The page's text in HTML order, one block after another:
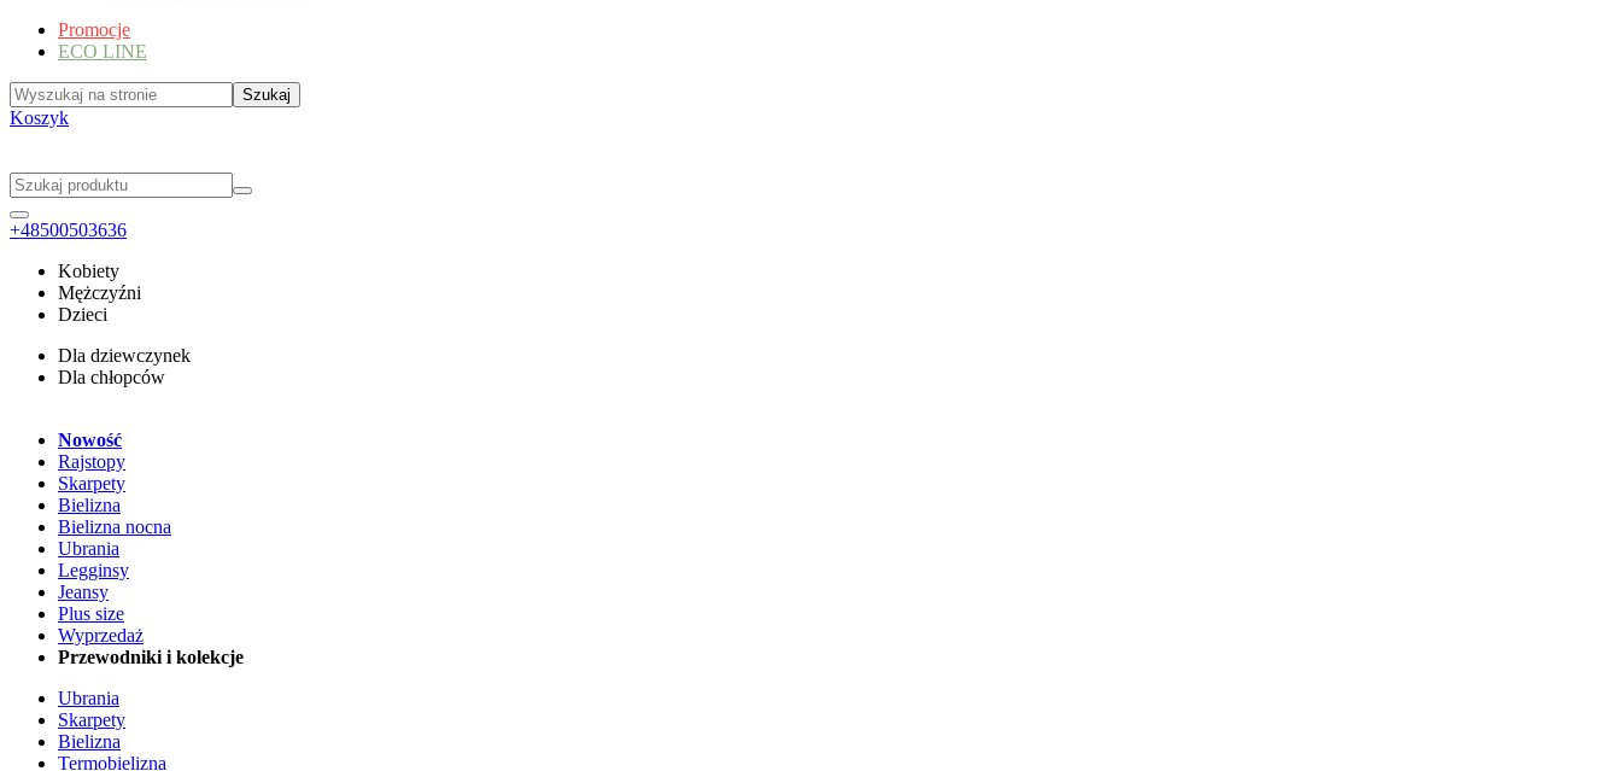
Promocje
ECO LINE
Koszyk
+48500503636
Kobiety
Mężczyźni
Dzieci
Dla dziewczynek
Dla chłopców
Nowość
Rajstopy
Skarpety
Bielizna
Bielizna nocna
Ubrania
Legginsy
Jeansy
Plus size
Wyprzedaż
Przewodniki i kolekcje
Ubrania
Skarpety
Bielizna
Termobielizna